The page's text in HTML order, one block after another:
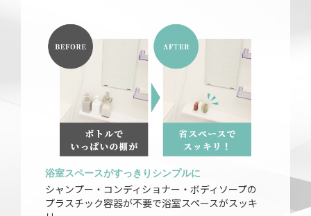
浴室スペースがすっきりシンプルに
シャンプー・コンディショナー・ボディソープの
プラスチック容器が不要で浴室スペースがスッキ